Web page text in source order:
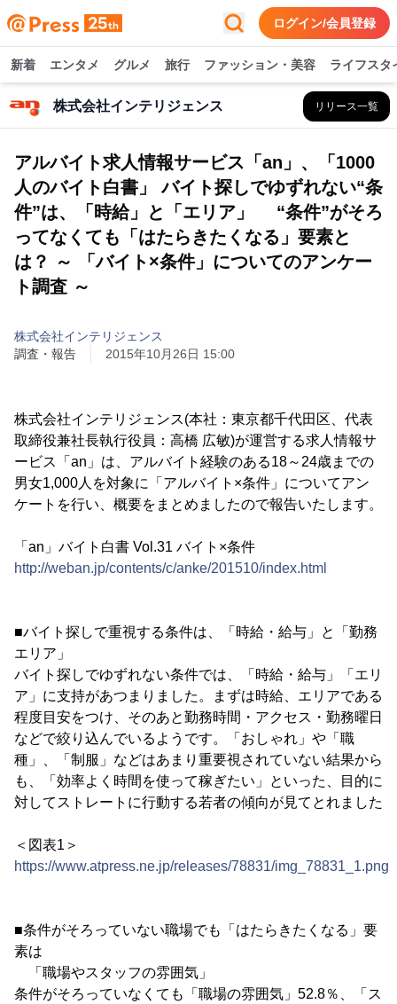
ログイン/会員登録
新着 エンタメ グルメ 旅行 ファッション・美容 ライフスタ
株式会社インテリジェンス リリース一覧
アルバイト求人情報サービス「an」、「1000
人のバイト白書」 バイト探しでゆずれない“条
件”は、「時給」と「エリア」 “条件”がそろ
ってなくても「はたらきたくなる」要素と
は？ ～ 「バイト×条件」についてのアンケー
ト調査 ～
株式会社インテリジェンス
調査・報告
2015年10月26日 15:00
株式会社インテリジェンス(本社：東京都千代田区、代表
取締役兼社長執行役員：高橋 広敏)が運営する求人情報サ
ービス「an」は、アルバイト経験のある18～24歳までの
男女1,000人を対象に「アルバイト×条件」についてアン
ケートを行い、概要をまとめましたので報告いたします。
「an」バイト白書 Vol.31 バイト×条件
http://weban.jp/contents/c/anke/201510/index.html
■バイト探しで重視する条件は、「時給・給与」と「勤務
エリア」
バイト探しでゆずれない条件では、「時給・給与」「エリ
ア」に支持があつまりました。まずは時給、エリアである
程度目安をつけ、そのあと勤務時間・アクセス・勤務曜日
などで絞り込んでいるようです。「おしゃれ」や「職
種」、「制服」などはあまり重要視されていない結果から
も、「効率よく時間を使って稼ぎたい」といった、目的に
対してストレートに行動する若者の傾向が見てとれました
＜図表1＞
https://www.atpress.ne.jp/releases/78831/img_78831_1.png
■条件がそろっていない職場でも「はたらきたくなる」要
素は
「職場やスタッフの雰囲気」
条件がそろっていなくても「職場の雰囲気」52.8％、「ス